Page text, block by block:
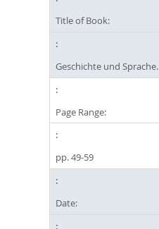
Title of Book:
Geschichte und Sprache.
Page Range:
pp. 49-59
Date: